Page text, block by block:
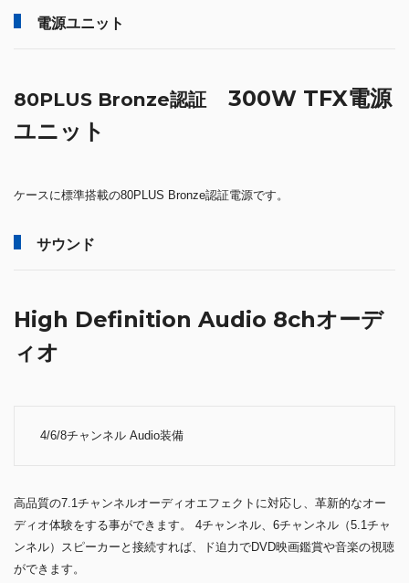
電源ユニット
80PLUS Bronze認証 300W TFX電源
ユニット
ケースに標準搭載の80PLUS Bronze認証電源です。
サウンド
High Definition Audio 8chオーデ
ィオ
4/6/8チャンネル Audio装備
高品質の7.1チャンネルオーディオエフェクトに対応し、革新的なオー
ディオ体験をする事ができます。 4チャンネル、6チャンネル（5.1チャ
ンネル）スピーカーと接続すれば、ド迫力でDVD映画鑑賞や音楽の視聴
ができます。